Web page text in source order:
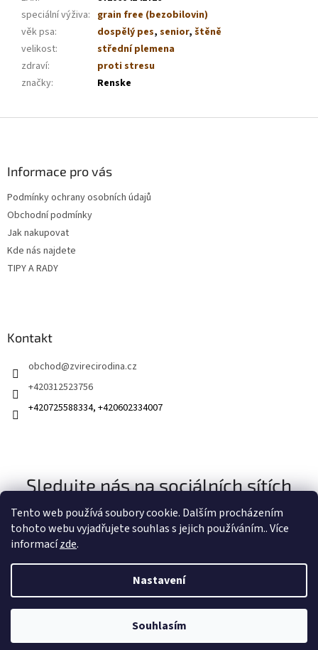
Tento web používá soubory cookie. Dalším procházením
tohoto webu vyjadřujete souhlas s jejich používáním.. Více
informacízde.
Nastavení
Souhlasím
speciální výživa: grain free (bezobilovin)
věk psa: dospělý pes, senior, štěně
velikost:
střední plemena
zdraví:
proti stresu
značky: Renske
Informace pro vás
Podmínky ochrany osobních údajů
Obchodní podmínky
Jak nakupovat
Kde nás najdete
TIPY A RADY
Kontakt
obchod@zvirecirodina.cz
+420312523756
+420725588334, +420602334007
Sledujte nás na sociálních sítích
Vytvořil Shoptet
Zvířecí rodina. Všechna práva vyhrazena.
Získejte slevu 100 Kč